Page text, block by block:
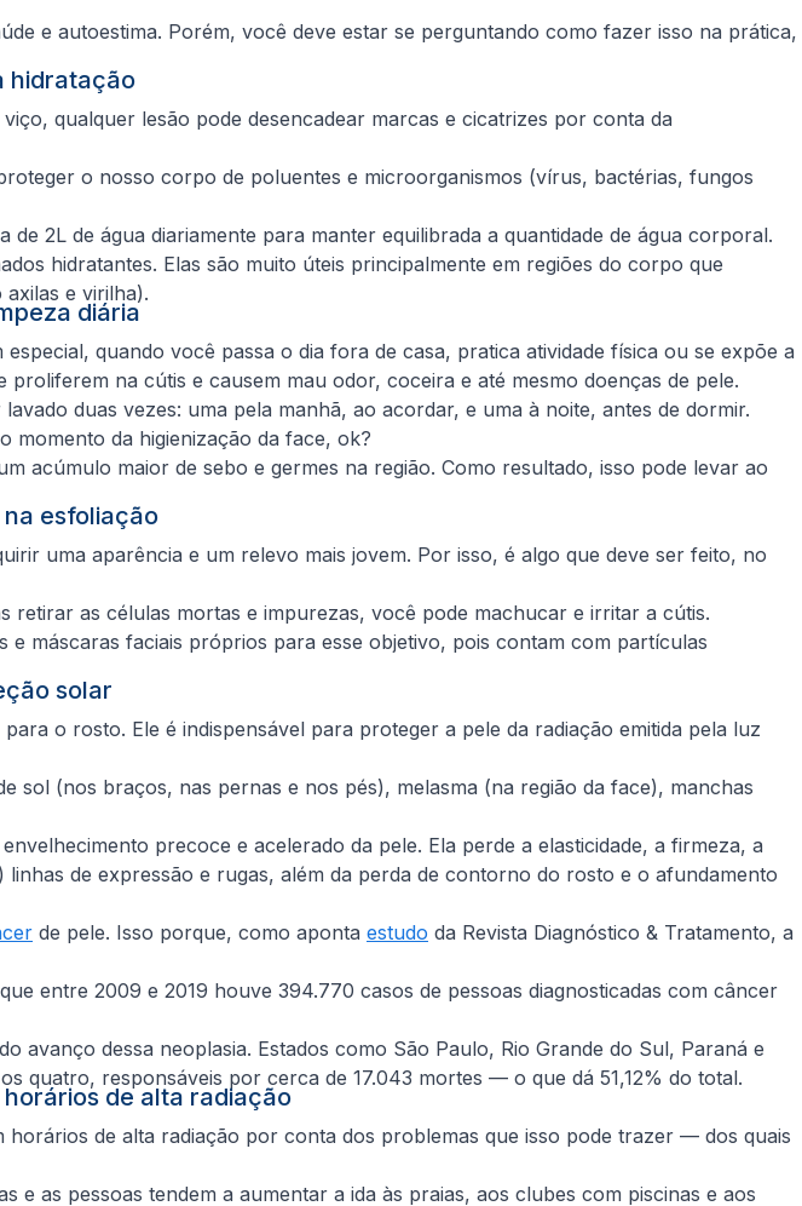
e autoestima. Porém, você deve estar se perguntando como fazer isso na prática,
hidratação
qualquer lesão pode desencadear marcas e cicatrizes por conta da
o nosso corpo de poluentes e microorganismos (vírus, bactérias, fungos
2L de água diariamente para manter equilibrada a quantidade de água corporal.
hidratantes. Elas são muito úteis principalmente em regiões do corpo que
e virilha).
diária
quando você passa o dia fora de casa, pratica atividade física ou se expõe a
na cútis e causem mau odor, coceira e até mesmo doenças de pele.
duas vezes: uma pela manhã, ao acordar, e uma à noite, antes de dormir.
momento da higienização da face, ok?
acúmulo maior de sebo e germes na região. Como resultado, isso pode levar ao
esfoliação
uma aparência e um relevo mais jovem. Por isso, é algo que deve ser feito, no
as células mortas e impurezas, você pode machucar e irritar a cútis.
máscaras faciais próprios para esse objetivo, pois contam com partículas
solar
o rosto. Ele é indispensável para proteger a pele da radiação emitida pela luz
sol (nos braços, nas pernas e nos pés), melasma (na região da face), manchas
precoce e acelerado da pele. Ela perde a elasticidade, a firmeza, a
de expressão e rugas, além da perda de contorno do rosto e o afundamento
de pele. Isso porque, como aponta estudo da Revista Diagnóstico & Tratamento, a
entre 2009 e 2019 houve 394.770 casos de pessoas diagnosticadas com câncer
dessa neoplasia. Estados como São Paulo, Rio Grande do Sul, Paraná e
quatro, responsáveis por cerca de 17.043 mortes — o que dá 51,12% do total.
de alta radiação
de alta radiação por conta dos problemas que isso pode trazer — dos quais
as pessoas tendem a aumentar a ida às praias, aos clubes com piscinas e aos